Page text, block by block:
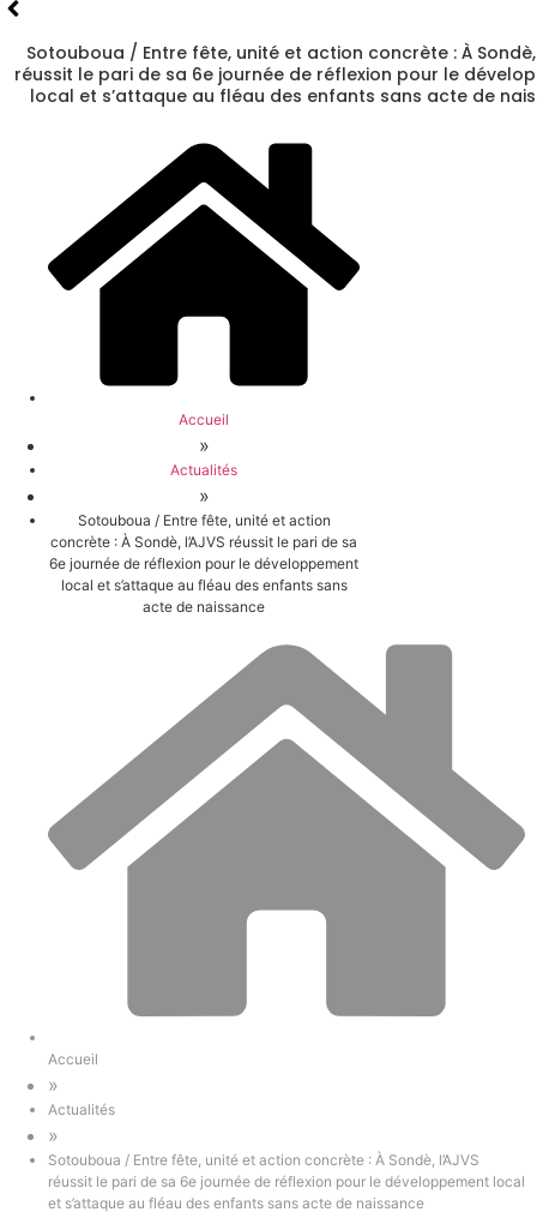
Sotouboua / Entre fête, unité et action concrète : À Sondè,
réussit le pari de sa 6e journée de réflexion pour le
local et s’attaque au fléau des enfants sans acte de
Accueil
»
Actualités
»
Sotouboua / Entre fête, unité et action
concrète : À Sondè, l’AJVS réussit le pari de sa
6e journée de réflexion pour le développement
local et s’attaque au fléau des enfants sans
acte de naissance
Accueil
»
Actualités
»
Sotouboua / Entre fête, unité et action concrète : À Sondè, l’AJVS
réussit le pari de sa 6e journée de réflexion pour le développement local
et s’attaque au fléau des enfants sans acte de naissance